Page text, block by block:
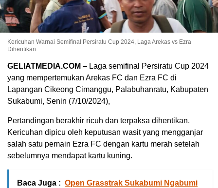
Kericuhan Warnai Semifinal Persiratu Cup 2024, Laga Arekas vs Ezra
Dihentikan
GELIATMEDIA.COM – Laga semifinal Persiratu Cup 2024
yang mempertemukan Arekas FC dan Ezra FC di
Lapangan Cikeong Cimanggu, Palabuhanratu, Kabupaten
Sukabumi, Senin (7/10/2024),
Pertandingan berakhir ricuh dan terpaksa dihentikan.
Kericuhan dipicu oleh keputusan wasit yang mengganjar
salah satu pemain Ezra FC dengan kartu merah setelah
sebelumnya mendapat kartu kuning.
Baca Juga : Open Grasstrak Sukabumi Ngabumi